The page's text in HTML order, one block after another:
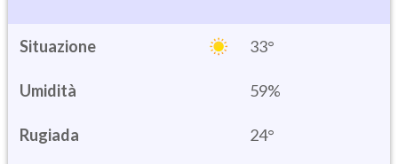
Situazione 33°
Umidità 59%
24°